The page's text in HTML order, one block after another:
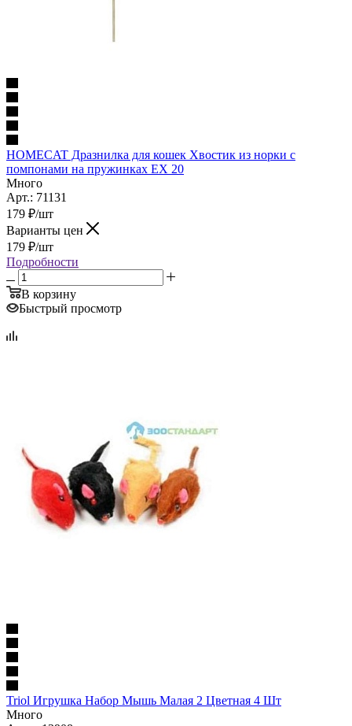
HOMECAT Дразнилка для кошек Хвостик из норки с
помпонами на пружинках EX 20
Много
Арт.: 71131
179 ₽/шт
Варианты цен
179 ₽/шт
Подробности
В корзину
Быстрый просмотр
Triol Игрушка Набор Мышь Малая 2 Цветная 4 Шт
Много